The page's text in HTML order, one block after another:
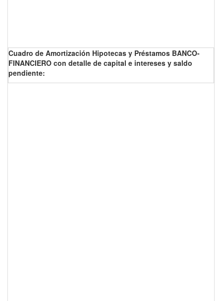
Cuadro de Amortización Hipotecas y Préstamos BANCO-
FINANCIERO con detalle de capital e intereses y saldo
pendiente: